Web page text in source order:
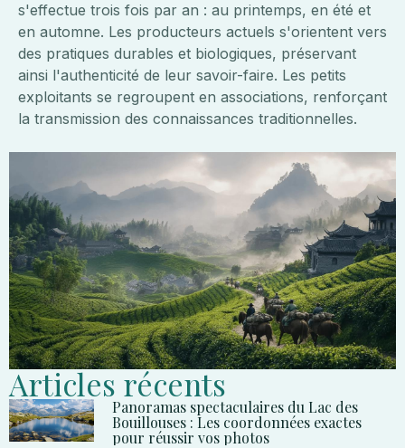
s'effectue trois fois par an : au printemps, en été et
en automne. Les producteurs actuels s'orientent vers
des pratiques durables et biologiques, préservant
ainsi l'authenticité de leur savoir-faire. Les petits
exploitants se regroupent en associations, renforçant
la transmission des connaissances traditionnelles.
Articles récents
Panoramas spectaculaires du Lac des
Bouillouses : Les coordonnées exactes
pour réussir vos photos